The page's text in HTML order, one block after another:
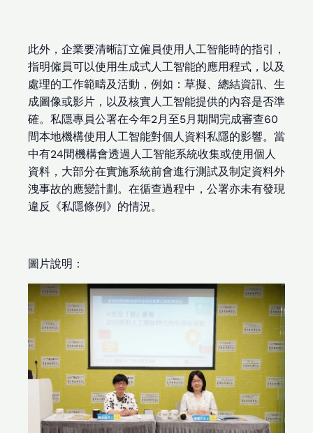
此外，企業要清晰訂立僱員使用人工智能時的指引，
指明僱員可以使用生成式人工智能的應用程式，以及
處理的工作範疇及活動，例如：草擬、總結資訊、生
成圖像或影片，以及核實人工智能提供的內容是否準
確。私隱專員公署在今年2月至5月期間完成審查60
間本地機構使用人工智能對個人資料私隱的影響。當
中有24間機構會透過人工智能系統收集或使用個人
資料，大部分在實施系統前會進行測試及制定資料外
洩事故的應變計劃。在循查過程中，公署亦未有發現
違反《私隱條例》的情況。
圖片說明：